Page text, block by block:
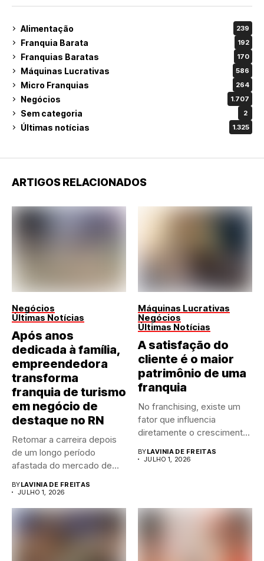
Alimentação 239
Franquia Barata 192
Franquias Baratas 170
Máquinas Lucrativas 586
Micro Franquias 264
Negócios 1.707
Sem categoria 2
Últimas notícias 1.325
ARTIGOS RELACIONADOS
Negócios
Últimas Notícias
Após anos
dedicada à família,
empreendedora
transforma
franquia de turismo
em negócio de
destaque no RN
Retomar a carreira depois
de um longo período
afastada do mercado de...
BYLAVINIA DE FREITAS
JULHO 1, 2026
Máquinas Lucrativas
Negócios
Últimas Notícias
A satisfação do
cliente é o maior
patrimônio de uma
franquia
No franchising, existe um
fator que influencia
diretamente o crescimento
BYLAVINIA DE FREITAS
JULHO 1, 2026